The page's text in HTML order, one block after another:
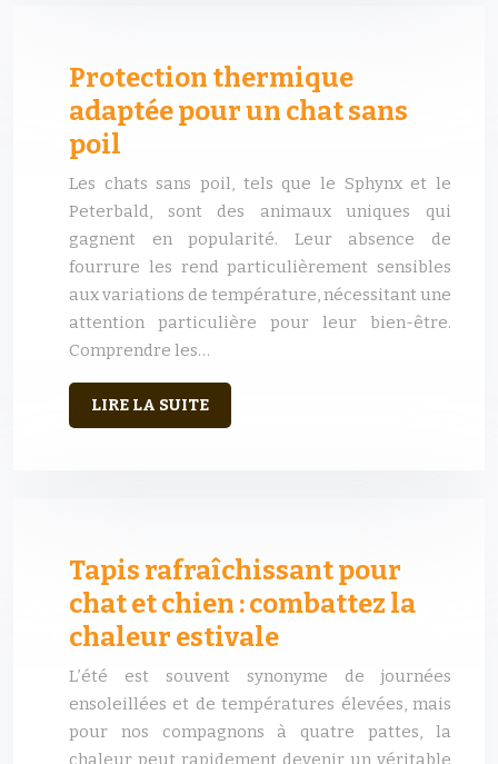
Protection thermique
adaptée pour un chat sans
poil
Les chats sans poil, tels que le Sphynx et le
Peterbald, sont des animaux uniques qui
gagnent en popularité. Leur absence de
fourrure les rend particulièrement sensibles
aux variations de température, nécessitant une
attention particulière pour leur bien-être.
Comprendre les…
LIRE LA SUITE
Tapis rafraîchissant pour
chat et chien : combattez la
chaleur estivale
L’été est souvent synonyme de journées
ensoleillées et de températures élevées, mais
pour nos compagnons à quatre pattes, la
chaleur peut rapidement devenir un véritable